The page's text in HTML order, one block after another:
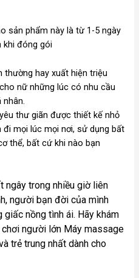
sản phẩm này là từ 1-5 ngày
khi đóng gói
thường hay xuất hiện triệu
nữ những lúc có nhu cầu
nhân.
thư giãn được thiết kế nhỏ
mọi lúc mọi nơi, sử dụng bất
thể, bất cứ khi nào bạn
ngây trong nhiều giờ liên
người bạn đời của mình
nồng tình ái. Hãy khám
người lớn Máy massage
trẻ trung nhất dành cho